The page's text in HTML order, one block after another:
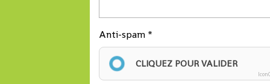
Anti-spam
CLIQUEZ POUR VALIDER